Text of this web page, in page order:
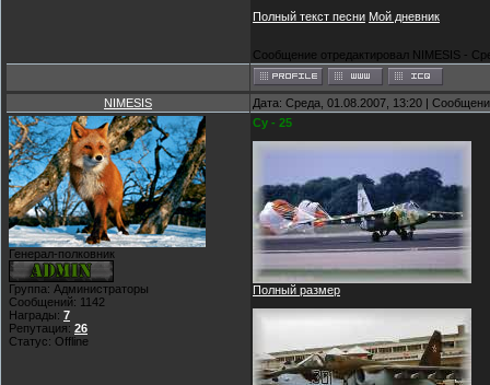
Полный текст песни Мой дневник
Сообщение отредактировал NIMESIS -
NIMESIS Дата: Среда, 01.08.2007, 13:20 |
Генерал-полковник
Группа: Администраторы
Сообщений: 1142
Награды: 7
Репутация: 26
Статус: Offline
Су - 25
Полный размер